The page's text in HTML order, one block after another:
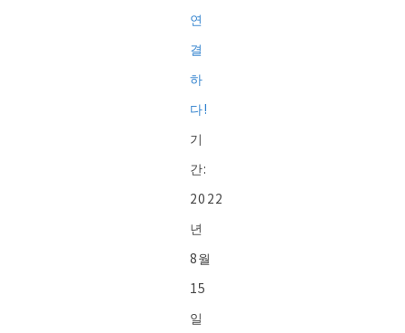
연
결
하
다!
기
간:
2022
년
8월
15
일